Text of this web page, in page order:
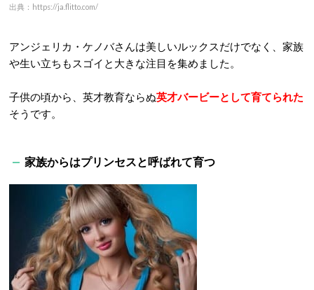
出典：https://ja.flitto.com/
アンジェリカ・ケノバさんは美しいルックスだけでなく、家族
や生い立ちもスゴイと大きな注目を集めました。
子供の頃から、英才教育ならぬ英才バービーとして育てられた
そうです。
家族からはプリンセスと呼ばれて育つ